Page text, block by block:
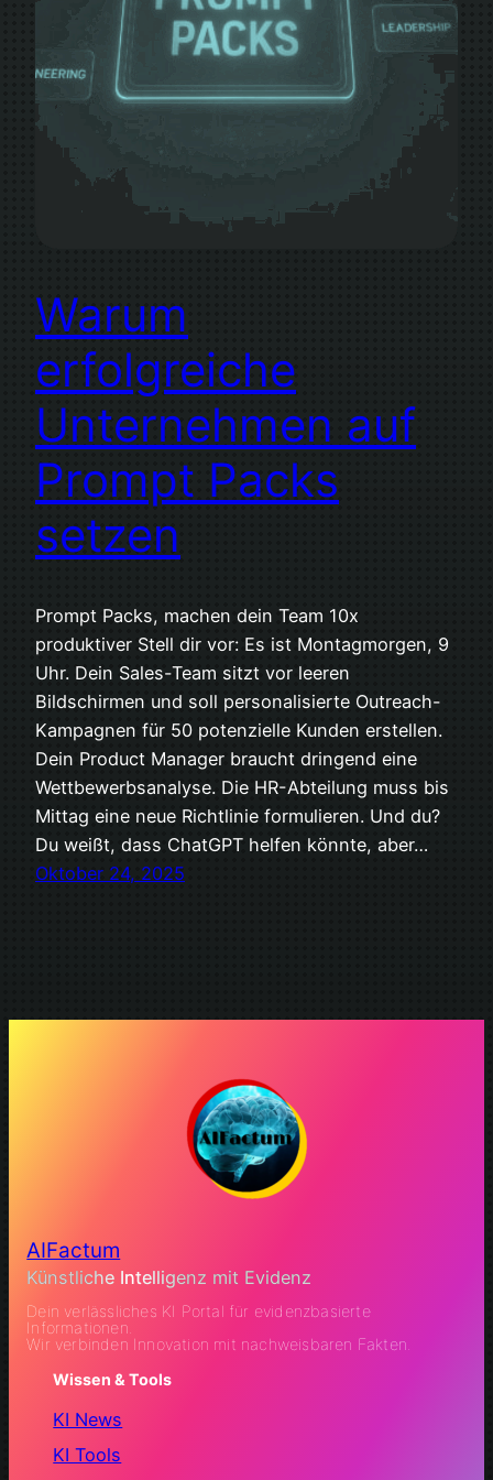
Warum
erfolgreiche
Unternehmen auf
Prompt Packs
setzen
Prompt Packs, machen dein Team 10x
produktiver Stell dir vor: Es ist Montagmorgen, 9
Uhr. Dein Sales-Team sitzt vor leeren
Bildschirmen und soll personalisierte Outreach-
Kampagnen für 50 potenzielle Kunden erstellen.
Dein Product Manager braucht dringend eine
Wettbewerbsanalyse. Die HR-Abteilung muss bis
Mittag eine neue Richtlinie formulieren. Und du?
Du weißt, dass ChatGPT helfen könnte, aber…
Oktober 24, 2025
AIFactum
Künstliche Intelligenz mit Evidenz
Dein verlässliches KI Portal für evidenzbasierte
Informationen.
Wir verbinden Innovation mit nachweisbaren Fakten.
Wissen & Tools
KI News
KI Tools